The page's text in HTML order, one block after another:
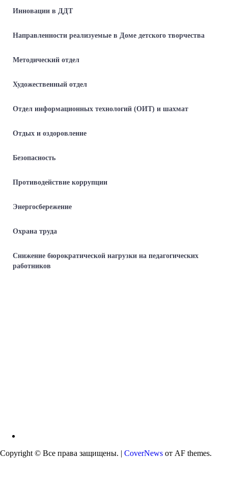
Инновации в ДДТ
Направленности реализуемые в Доме детского творчества
Методический отдел
Художественный отдел
Отдел информационных технологий (ОИТ) и шахмат
Отдых и оздоровление
Безопасность
Противодействие коррупции
Энергосбережение
Охрана труда
Снижение бюрократической нагрузки на педагогических
работников
Copyright © Все права защищены. | CoverNews от AF themes.